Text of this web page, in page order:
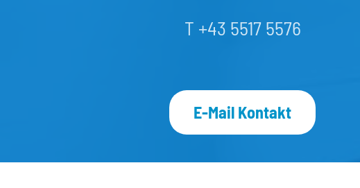
T +43 5517 5576
E-Mail Kontakt